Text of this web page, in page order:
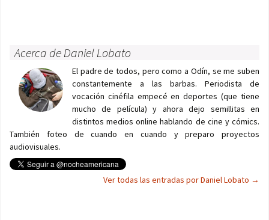
Acerca de Daniel Lobato
El padre de todos, pero como a Odín, se me suben
constantemente a las barbas. Periodista de
vocación cinéfila empecé en deportes (que tiene
mucho de película) y ahora dejo semillitas en
distintos medios online hablando de cine y cómics.
También foteo de cuando en cuando y preparo proyectos
audiovisuales.
Ver todas las entradas por Daniel Lobato →